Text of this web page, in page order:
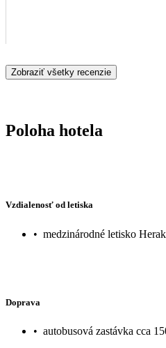
Zobraziť všetky recenzie
Poloha hotela
Vzdialenosť od letiska
• medzinárodné letisko
Doprava
• autobusová zastávka cca